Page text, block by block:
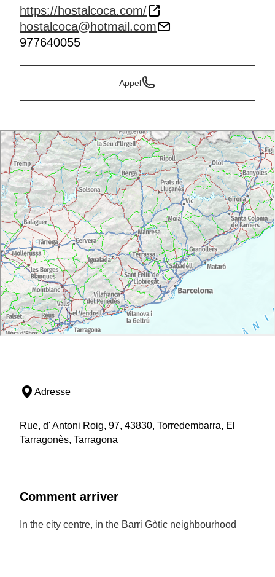
https://hostalcoca.com/
hostalcoca@hotmail.com
977640055
Appel
Adresse
Rue, d' Antoni Roig, 97, 43830, Torredembarra, El
Tarragonès, Tarragona
Comment arriver
In the city centre, in the Barri Gòtic neighbourhood